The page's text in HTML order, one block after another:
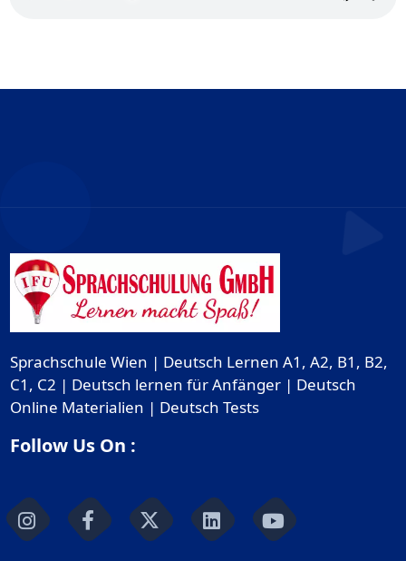
Sprachschule Wien | Deutsch Lernen A1, A2, B1, B2,
C1, C2 | Deutsch lernen für Anfänger | Deutsch
Online Materialien | Deutsch Tests
Follow Us On :